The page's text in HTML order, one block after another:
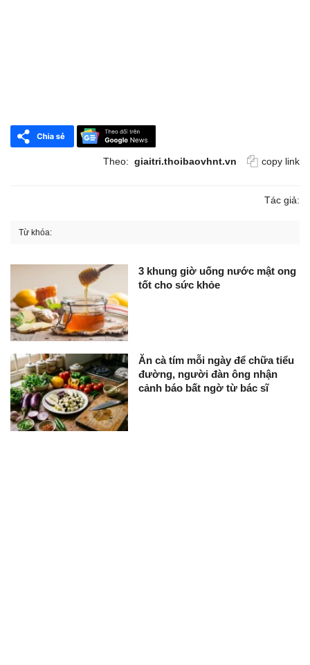
Theo: giaitri.thoibaovhnt.vn copy link
Tác giả:
Từ khóa:
3 khung giờ uống nước mật ong
tốt cho sức khỏe
Ăn cà tím mỗi ngày để chữa tiểu
đường, người đàn ông nhận
cảnh báo bất ngờ từ bác sĩ